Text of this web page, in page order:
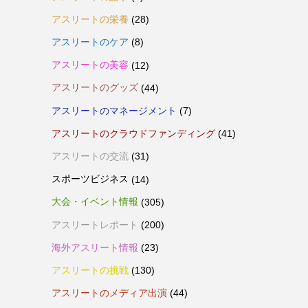
アスリートの栄養 (28)
アスリートのケア (8)
アスリートの美容 (12)
アスリートのグッズ(44)
アスリートのマネージメント (7)
アスリートのクラウドファンディング(41)
アスリートの交流(31)
スポーツビジネス (14)
大会・イベント情報 (305)
アスリートレポート (200)
海外アスリート情報 (23)
アスリートの挑戦(130)
アスリートのメディア出演(44)